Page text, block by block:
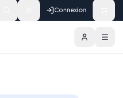
Connexion
Rechercher un